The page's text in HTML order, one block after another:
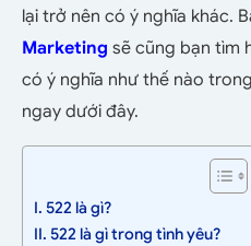
lại trở nên có ý nghĩa khác.
Marketing sẽ cũng bạn tìm
có ý nghĩa như thế nào
ngay dưới đây.
I. 522 là gì?
II. 522 là gì trong tình yêu?